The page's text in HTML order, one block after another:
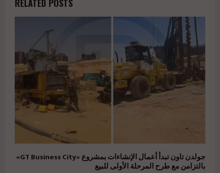
RELATED POSTS
جولدن تاون تبدأ أعمال الإنشاءات بمشروع «GT Business City»
بالتزامن مع طرح المرحلة الأولى للبيع